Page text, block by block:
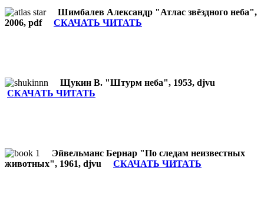
Шимбалев Александр "Атлас звёздного неба",
2006, pdf СКАЧАТЬ ЧИТАТЬ
Щукин В. "Штурм неба", 1953, djvu
СКАЧАТЬ ЧИТАТЬ
Эйвельманс Бернар "По следам неизвестных
животных", 1961, djvu СКАЧАТЬ ЧИТАТЬ